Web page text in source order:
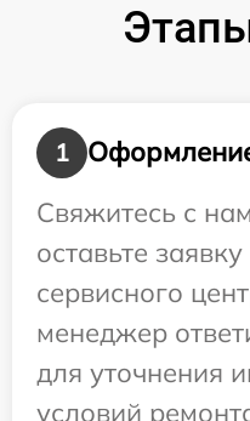
1
Свяжитесь с
оставьте
сервисного
менеджер
для уточнения
условий